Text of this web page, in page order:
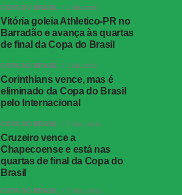
COPA DO BRASIL 1 dia atrás
Vitória goleia Athletico-PR no
Barradão e avança às quartas
de final da Copa do Brasil
COPA DO BRASIL 1 dia atrás
Corinthians vence, mas é
eliminado da Copa do Brasil
pelo Internacional
COPA DO BRASIL 2 dias atrás
Cruzeiro vence a
Chapecoense e está nas
quartas de final da Copa do
Brasil
COPA DO BRASIL 2 dias atrás